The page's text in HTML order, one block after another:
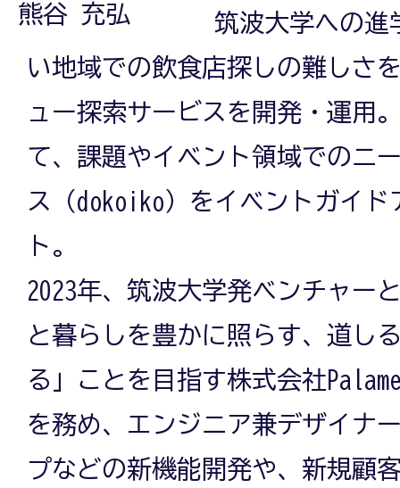
熊谷 充弘
筑波大学への進
い地域での飲食店探しの難しさ
ュー探索サービスを開発・運用
て、課題やイベント領域でのニ
ス（dokoiko）をイベントガイド
ト。
2023年、筑波大学発ベンチャー
と暮らしを豊かに照らす、道し
る」ことを目指す株式会社
を務め、エンジニア兼デザイナ
プなどの新機能開発や、新規顧